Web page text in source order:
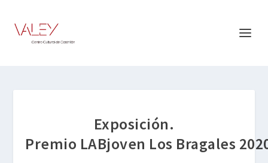
Exposición.
Premio LABjoven Los Bragales